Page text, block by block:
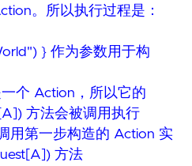
。所以执行过程是：
} 作为参数用于构
个 Action，所以它的
方法会被调用执行
用第一步构造的 Action 实
方法